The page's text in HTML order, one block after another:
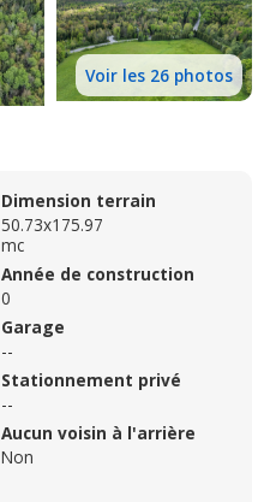
Voir les 26 photos
Dimension terrain
50.73x175.97
mc
Année de construction
0
Garage
--
Stationnement privé
--
Aucun voisin à l'arrière
Non